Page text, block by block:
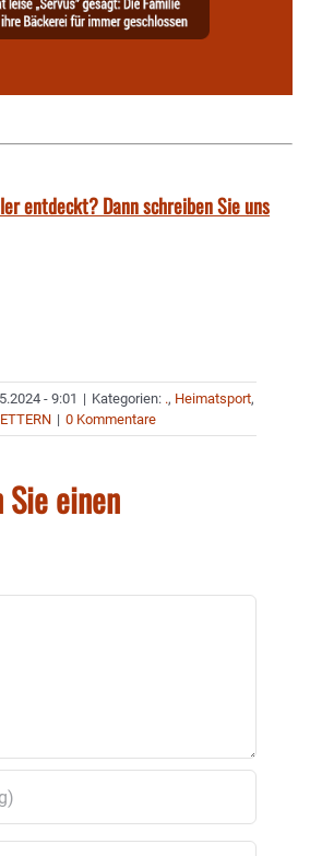
entdeckt? Dann schreiben Sie uns
- 9:01 | Kategorien: ., Heimatsport,
| 0 Kommentare
einen